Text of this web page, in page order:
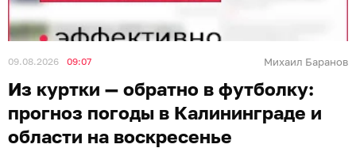
09.08.2026 09:07 Михаил Баранов
Из куртки — обратно в футболку:
прогноз погоды в Калининграде и
области на воскресенье